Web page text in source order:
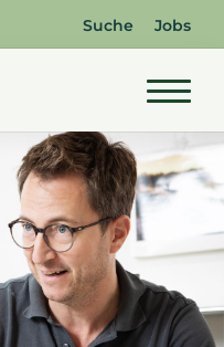
Suche Jobs